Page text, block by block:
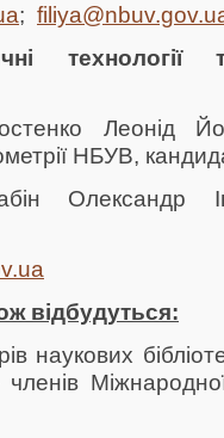
;
технології
Леонід
НБУВ,
Олександр
відбудуться:
наукових